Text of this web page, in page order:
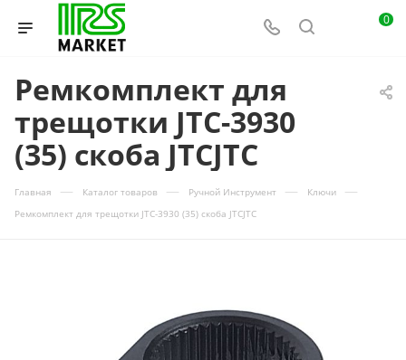
0
Ремкомплект для
трещотки JTC-3930
(35) скоба JTCJTC
Главная — Каталог товаров — Ручной Инструмент — Ключи —
Ремкомплект для трещотки JTC-3930 (35) скоба JTCJTC